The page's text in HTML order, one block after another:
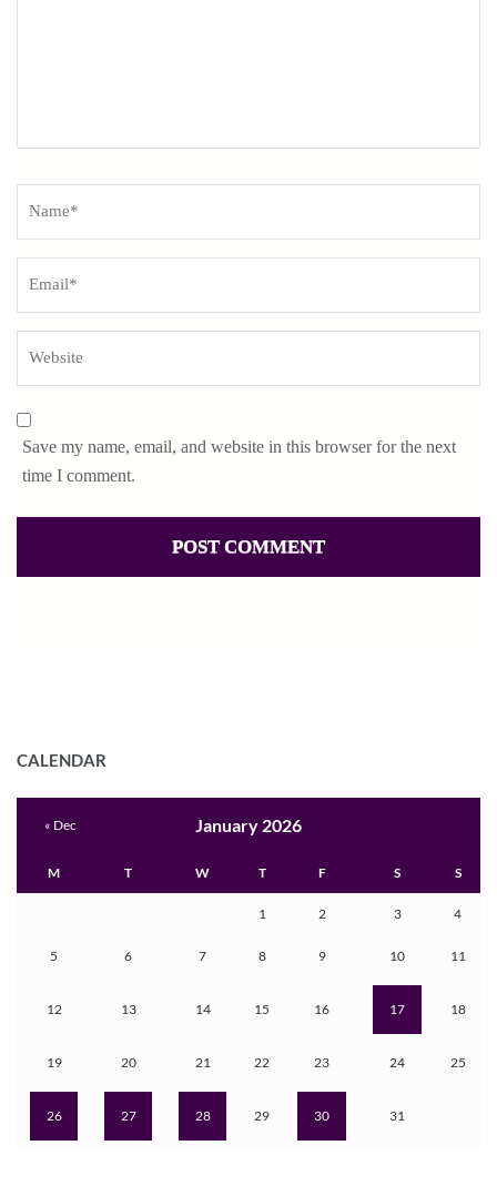
Save my name, email, and website in this browser for the next
time I comment.
CALENDAR
January 2026
M T W T F S S
1 2 3 4
5 6 7 8 9 10 11
12 13 14 15 16 17 18
19 20 21 22 23 24 25
26 27 28 29 30 31
« Dec